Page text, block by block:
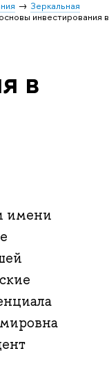
Зеркальная
инвестирования в
в
имени